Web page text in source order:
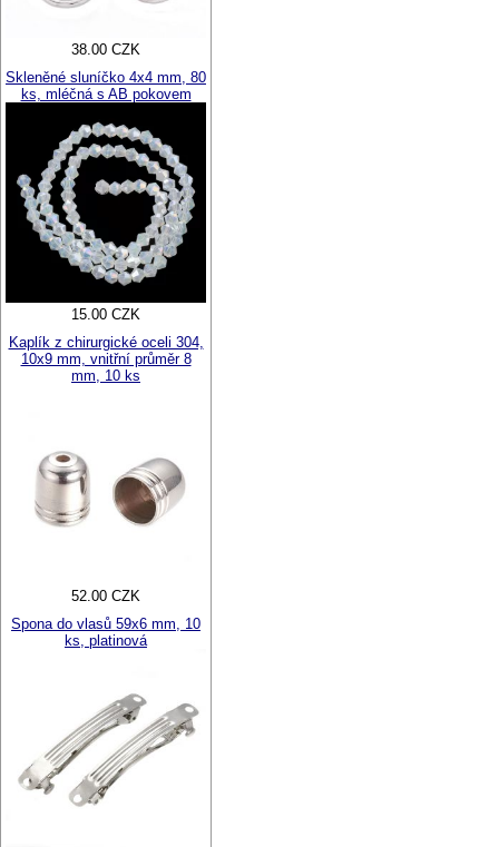
38.00 CZK
Skleněné sluníčko 4x4 mm, 80
ks, mléčná s AB pokovem
15.00 CZK
Kaplík z chirurgické oceli 304,
10x9 mm, vnitřní průměr 8
mm, 10 ks
52.00 CZK
Spona do vlasů 59x6 mm, 10
ks, platinová